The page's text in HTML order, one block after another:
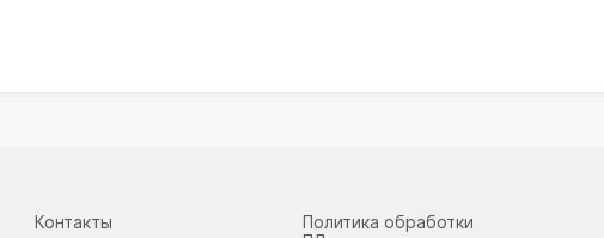
Контакты
Политика обработки